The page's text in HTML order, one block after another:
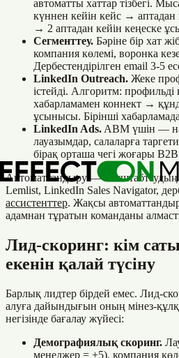
автоматты хаттар тізбегі.
күннен кейін кейс →
→ 2 аптадан кейін кеңеске
Сегменттеу. Бәріне бір хат
компания көлемі, воронка
Дербестендірілген email 3-5
LinkedIn Outreach. Жеке
істейді. Алгоритм:
хабарламамен коннект →
ұсынысы. Бірінші
LinkedIn Ads. ABM үшін —
лауазымдар, салаларға
бірақ орташа чегі жоғары
Автоматтандыру — масштабтаудың
Lemlist, LinkedIn Sales Navigator,
ассистенттер. Жақсы
адамнан тұратын команданы
Лид-скоринг: кім
екенін қалай түсіну
Барлық лидтер бірдей емес. Лид-
алуға дайындығын оның мінез-
негізінде бағалау жүйесі:
Демографиялық скоринг.
менеджер = +5), компания